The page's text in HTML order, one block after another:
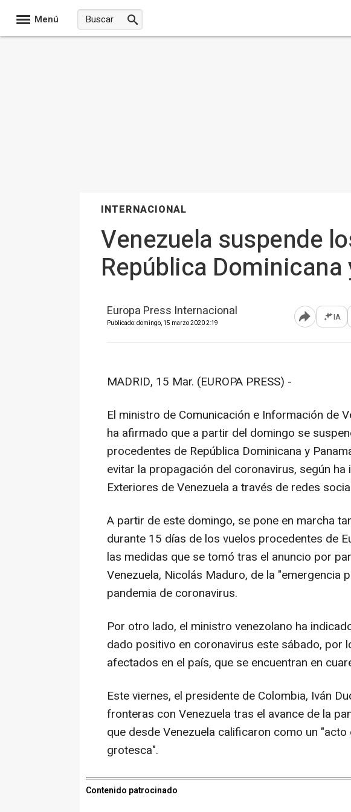
Menú
INTERNACIONAL
Venezuela suspende
República
Europa Press Internacional
Publicado: domingo, 15 marzo 2020 2:19 Abrir IA
MADRID, 15 Mar. (EUROPA PRESS) -
El ministro de Comunicación e Información de
ha afirmado que a partir del domingo se
procedentes de República Dominicana y
evitar la propagación del coronavirus, según
Exteriores de Venezuela a través de redes
A partir de este domingo, se pone en marcha
durante 15 días de los vuelos procedentes de
las medidas que se tomó tras el anuncio por
Venezuela, Nicolás Maduro, de la "emergencia
pandemia de coronavirus.
Por otro lado, el ministro venezolano ha
dado positivo en coronavirus este sábado, por
afectados en el país, que se encuentran en
Este viernes, el presidente de Colombia, Iván
fronteras con Venezuela tras el avance de la
que desde Venezuela calificaron como un
grotesca".
Contenido patrocinado